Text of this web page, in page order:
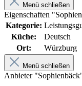
Menü schließen
Eigenschaften
Kategorie:
Küche:
Deutsch
Ort:
Würzburg
Menü schließen
Anbieter